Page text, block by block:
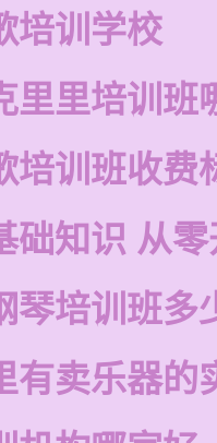
培训学校
里里培训班
培训班收费
础知识 从
琴培训班多
有卖乐器的